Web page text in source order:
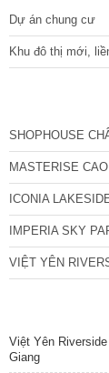
Dự án chung cư
Khu đô thị mới,
SHOPHOUSE
MASTERISE
ICONIA
IMPERIA SKY
VIỆT YÊN
Việt Yên
Giang